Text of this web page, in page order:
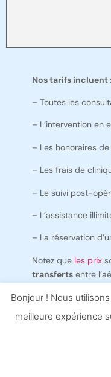
Nos tarifs incluent :
– Toutes les
– L’intervention en
– Les honoraires de
– Les frais de
– Le suivi post-
– L’assistance
– La réservation
Notez que les prix
transfertsentre
d’éventuelles
inclusen Turquie
du prix total au
Bonjour ! Nous
meilleure expérience